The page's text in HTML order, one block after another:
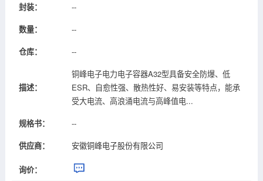
封装：
--
数量：
--
仓库：
--
描述：
铜峰电子电力电子容器A32型具备安全防爆、低
ESR、自愈性强、散热性好、易安装等特点，能承
受大电流、高浪涌电流与高峰值电...
规格书：
--
供应商：
安徽铜峰电子股份有限公司
询价：